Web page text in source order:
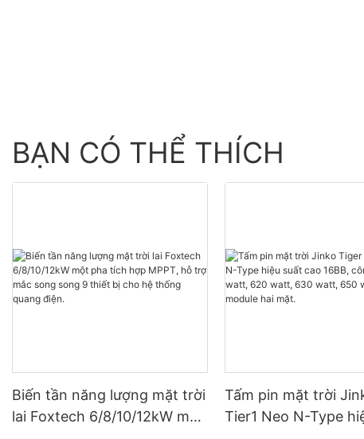
BẠN CÓ THỂ THÍCH
Biến tần năng lượng mặt trời
lai Foxtech 6/8/10/12kW một
Tấm pin mặt trời
Tier1 Neo N-Type